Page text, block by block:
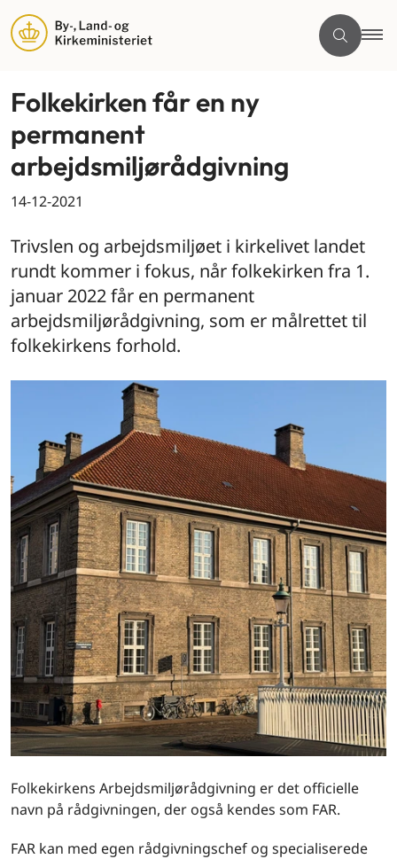
Folkekirken får en ny
permanent
arbejdsmiljørådgivning
14-12-2021
Trivslen og arbejdsmiljøet i kirkelivet landet
rundt kommer i fokus, når folkekirken fra 1.
januar 2022 får en permanent
arbejdsmiljørådgivning, som er målrettet til
folkekirkens forhold.
Folkekirkens Arbejdsmiljørådgivning er det officielle
navn på rådgivningen, der også kendes som FAR.
FAR kan med egen rådgivningschef og specialiserede